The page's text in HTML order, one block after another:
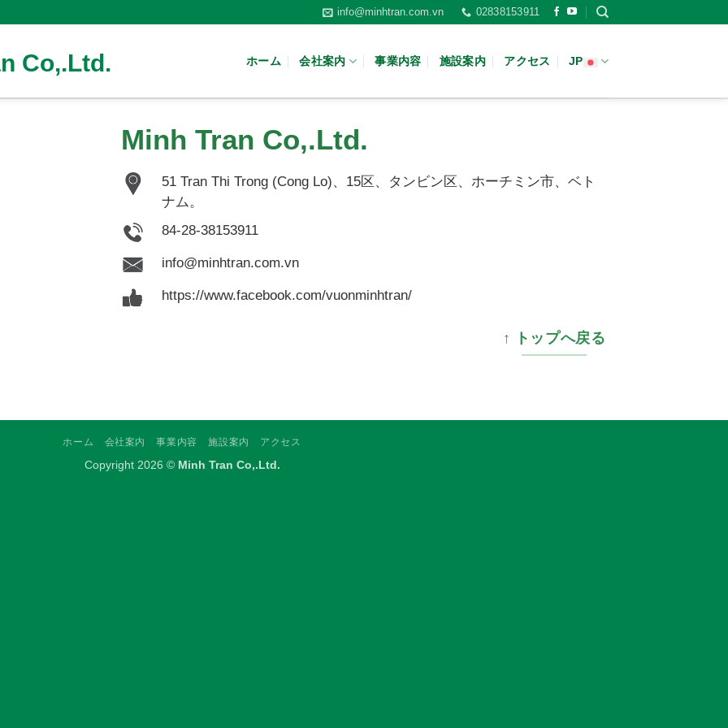
info@minhtran.com.vn 02838153911
Co,.Ltd. ホーム 会社案内 事業内容 施設案内 アクセス JP
Minh Tran Co,.Ltd.
51 Tran Thi Trong (Cong Lo)、15区、タンビン区、ホーチミン市、ベト
ナム。
84-28-38153911
info@minhtran.com.vn
https://www.facebook.com/vuonminhtran/
↑ トップへ戻る
ホーム 会社案内 事業内容 施設案内 アクセス
Copyright 2026 © Minh Tran Co,.Ltd.